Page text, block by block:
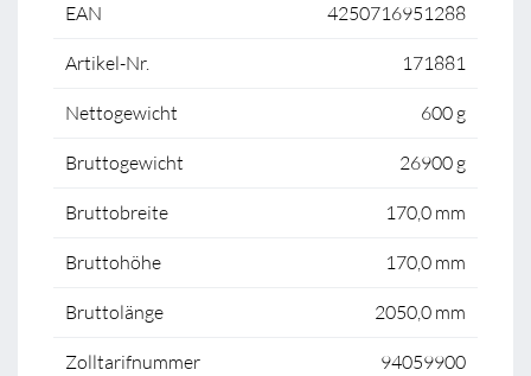
EAN 4250716951288
Artikel-Nr. 171881
Nettogewicht 600 g
Bruttogewicht 26900 g
Bruttobreite 170,0 mm
Bruttohöhe 170,0 mm
Bruttolänge 2050,0 mm
Zolltarifnummer 94059900